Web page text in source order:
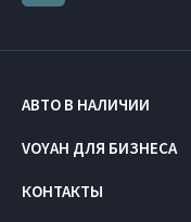
АВТО В НАЛИЧИИ
VOYAH ДЛЯ БИЗНЕСА
КОНТАКТЫ